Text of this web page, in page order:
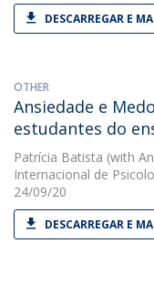
DESCARREGAR E
OTHER
Ansiedade e
estudantes do
Patrícia Batista (with
Internacional de
24/09/20
DESCARREGAR E